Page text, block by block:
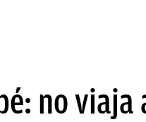
no viaja